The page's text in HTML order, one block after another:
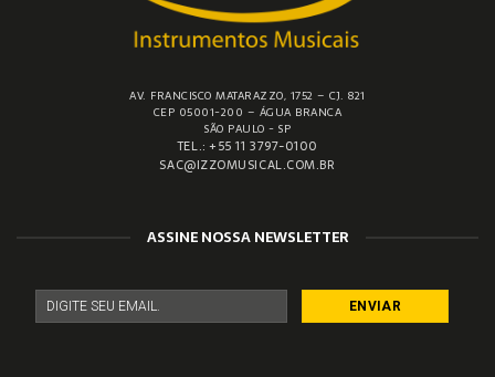
AV. FRANCISCO MATARAZZO, 1752 – CJ. 821
CEP 05001-200 – ÁGUA BRANCA
SÃO PAULO - SP
TEL.: +55 11 3797-0100
SAC@IZZOMUSICAL.COM.BR
ASSINE NOSSA NEWSLETTER